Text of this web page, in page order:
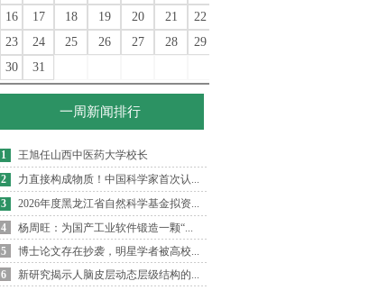
16
17 18 19 20 21
22
23
24 25 26 27 28
29
30
31
一周新闻排行
1
王旭任山西中医药大学校长
2
力直接构成物质！中国科学家首次认...
3
2026年度黑龙江省自然科学基金拟资...
4
杨周旺：为国产工业软件锻造一颗“...
5
博士论文存在抄袭，明星学者被高校...
6
新研究揭示人脑皮层动态层级结构的...